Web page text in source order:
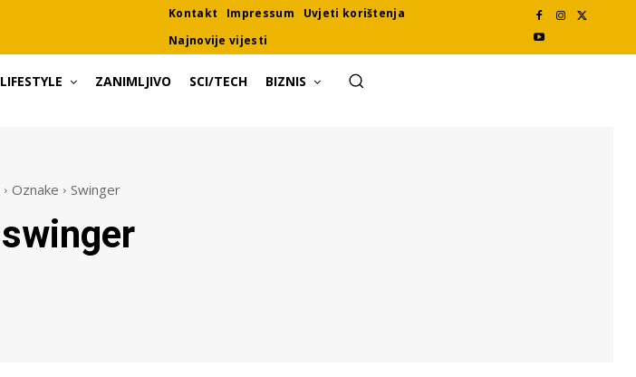
Kontakt Impressum
Uvjeti korištenja
Najnovije vijesti
LIFESTYLE ZANIMLJIVO SCI/TECH BIZNIS
Oznake Swinger
swinger